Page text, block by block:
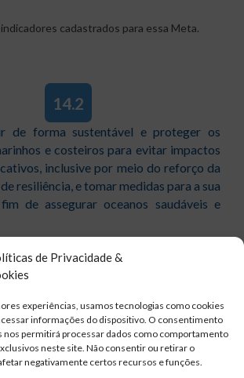
de Privacidade &
experiências, usamos tecnologias como cookies
informações do dispositivo. O consentimento
nos permitirá processar dados como comportamento
neste site. Não consentir ou retirar o
negativamente certos recursos e funções.
cadastrados para essa Meta.
14.2
de forma sustentável e proteger os
e costeiros para evitar impactos
inclusive por meio do reforço da
resiliência, e tomar medidas para a sua
de assegurar oceanos saudáveis e
indicadores cadastrados para essa Meta.
14.3
os impactos da acidificação dos